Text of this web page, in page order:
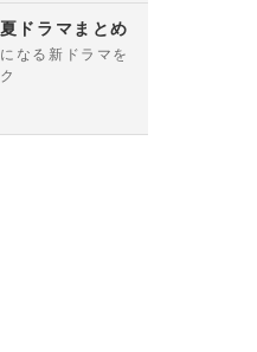
ドラマまとめ
なる新ドラマを